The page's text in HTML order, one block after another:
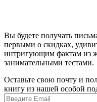
Вы будете получать
первыми о скидках,
интригующим фактам из
занимательными тестами.
Оставьте свою почту и
книгу из нашей особой